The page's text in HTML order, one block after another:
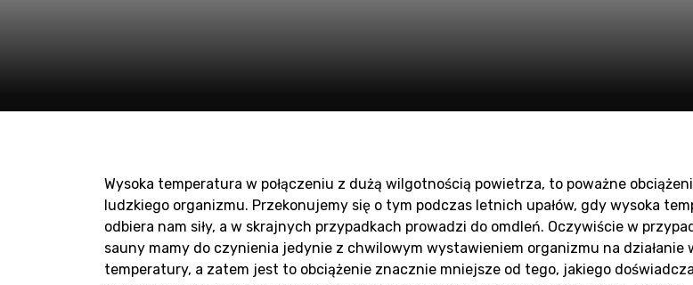
Wysoka temperatura w połączeniu z dużą wilgotnością powietrza, to poważne
ludzkiego organizmu. Przekonujemy się o tym podczas letnich upałów, gdy wysoka
odbiera nam siły, a w skrajnych przypadkach prowadzi do omdleń. Oczywiście w
sauny mamy do czynienia jedynie z chwilowym wystawieniem organizmu na działanie
temperatury, a zatem jest to obciążenie znacznie mniejsze od tego, jakiego doświadcza